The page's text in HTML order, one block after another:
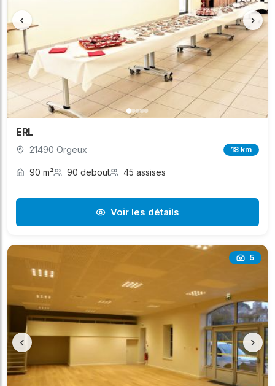
‹ ›
ERL
21490 Orgeux 18 km
90 m² 90 debout 45 assises
Voir les détails
5
‹ ›